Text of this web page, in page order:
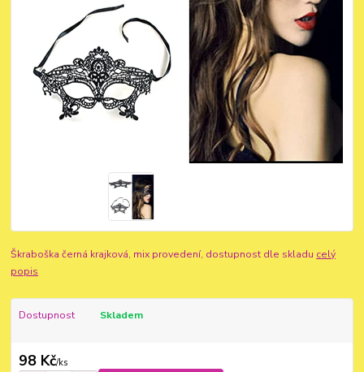
Škraboška černá krajková, mix provedení, dostupnost dle skladu celý
popis
Dostupnost Skladem
98 Kč/ks